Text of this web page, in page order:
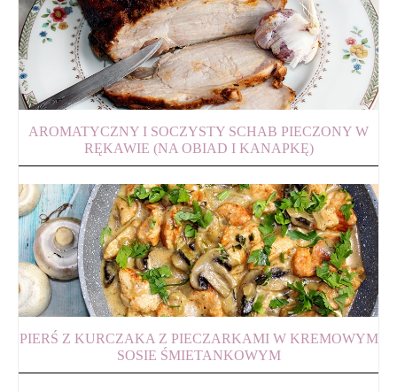
AROMATYCZNY I SOCZYSTY SCHAB PIECZONY W
RĘKAWIE (NA OBIAD I KANAPKĘ)
PIERŚ Z KURCZAKA Z PIECZARKAMI W KREMOWYM
SOSIE ŚMIETANKOWYM